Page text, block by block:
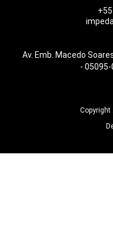
Av. Emb. Macedo
- 05095-
Copyright